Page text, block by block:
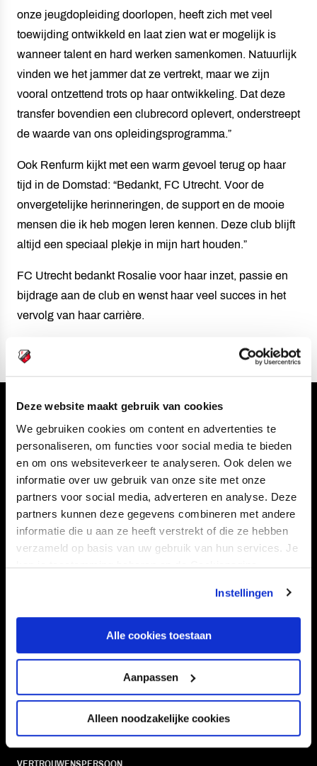
Deze website maakt gebruik van cookies
We gebruiken cookies om content en advertenties te
personaliseren, om functies voor social media te bieden
en om ons websiteverkeer te analyseren. Ook delen we
informatie over uw gebruik van onze site met onze
partners voor social media, adverteren en analyse. Deze
partners kunnen deze gegevens combineren met andere
informatie die u aan ze heeft verstrekt of die ze hebben
verzameld op basis van uw gebruik van hun services. Je
kan je toestemming beheren op de Cookiepagina.
Instellingen
Alle cookies toestaan
Aanpassen
Alleen noodzakelijke cookies
onze jeugdopleiding doorlopen, heeft zich met veel
toewijding ontwikkeld en laat zien wat er mogelijk is
wanneer talent en hard werken samenkomen. Natuurlijk
vinden we het jammer dat ze vertrekt, maar we zijn
vooral ontzettend trots op haar ontwikkeling. Dat deze
transfer bovendien een clubrecord oplevert, onderstreept
de waarde van ons opleidingsprogramma.”
Ook Renfurm kijkt met een warm gevoel terug op haar
tijd in de Domstad: “Bedankt, FC Utrecht. Voor de
onvergetelijke herinneringen, de support en de mooie
mensen die ik heb mogen leren kennen. Deze club blijft
altijd een speciaal plekje in mijn hart houden.”
FC Utrecht bedankt Rosalie voor haar inzet, passie en
bijdrage aan de club en wenst haar veel succes in het
vervolg van haar carrière.
Navigeer naar
CLUB
TEAMS
FOUNDATION
KAARTVERKOOP
Informatie
VEELGESTELDE VRAGEN
WERKEN BIJ